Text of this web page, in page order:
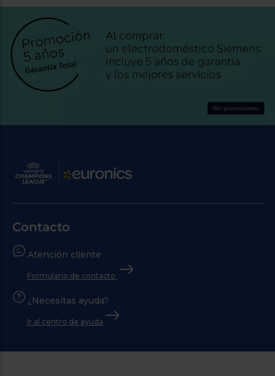
Contacto
Atención cliente
Formulario de contacto
¿Necesitas ayuda?
Ir al centro de ayuda